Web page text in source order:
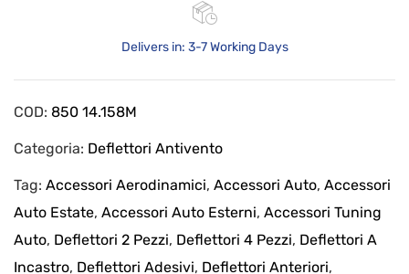
Delivers in: 3-7 Working Days
COD: 850 14.158M
Categoria: Deflettori Antivento
Tag: Accessori Aerodinamici, Accessori Auto, Accessori
Auto Estate, Accessori Auto Esterni, Accessori Tuning
Auto, Deflettori 2 Pezzi, Deflettori 4 Pezzi, Deflettori A
Incastro, Deflettori Adesivi, Deflettori Anteriori,